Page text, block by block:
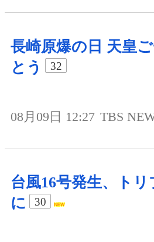
長崎原爆の日 天皇
とう
32
08月09日 12:27 TBS
台風16号発生、ト
に
30